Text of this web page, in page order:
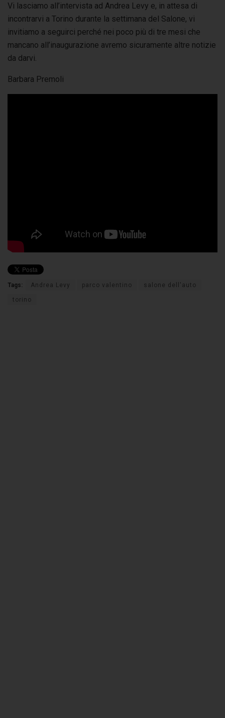
Vi lasciamo all’intervista ad Andrea Levy e, in attesa di
incontrarvi a Torino durante la settimana del Salone, vi
invitiamo a seguirci perché nei poco più di tre mesi che
mancano all’inaugurazione avremo sicuramente altre notizie
da darvi.
Barbara Premoli
Tags: Andrea Levy parco valentino salone dell'auto
torino